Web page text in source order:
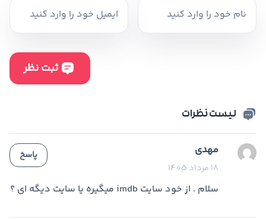
لیست نظرات
مهدی
18 مرداد 1405
سلام . از خود سایت imdb میگیره یا سایت دیگه ای ؟
پاسخ